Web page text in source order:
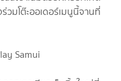
มโต๊ะออเดอร์เมนูนี้จานที่